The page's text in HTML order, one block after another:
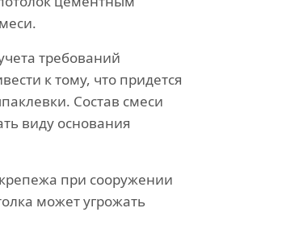
требований
к тому, что придется
Состав смеси
виду основания
при сооружении
может угрожать